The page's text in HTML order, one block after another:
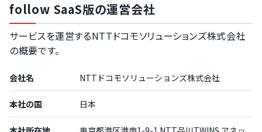
follow SaaS版の運営会社
サービスを運営するNTTドコモソリューションズ株式会社
の概要です。
会社名 NTTドコモソリューションズ株式会社
本社の国 日本